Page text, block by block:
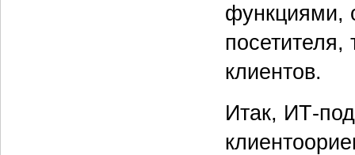
функциями,
посетителя,
клиентов.
Итак, ИТ-